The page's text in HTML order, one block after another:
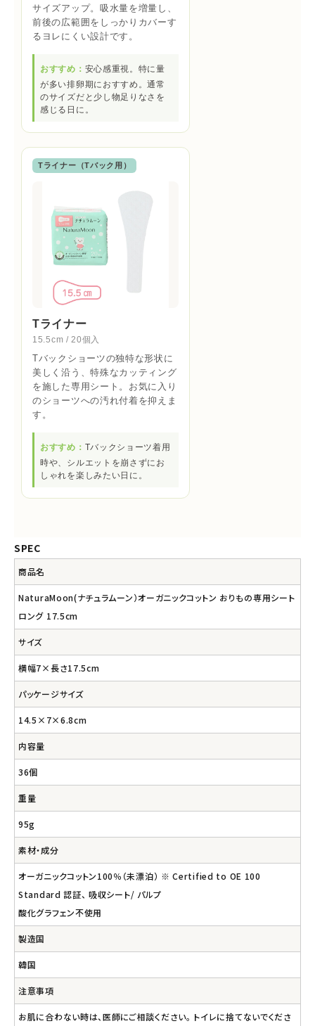
サイズアップ。吸水量を増量し、
前後の広範囲をしっかりカバーす
るヨレにくい設計です。
おすすめ： 安心感重視。特に量
が多い排卵期におすすめ。通常
のサイズだと少し物足りなさを
感じる日に。
Tライナー（Tバック用）
Tライナー
15.5cm / 20個入
Tバックショーツの独特な形状に
美しく沿う、特殊なカッティング
を施した専用シート。お気に入り
のショーツへの汚れ付着を抑えま
す。
おすすめ： Tバックショーツ着用
時や、シルエットを崩さずにお
しゃれを楽しみたい日に。
SPEC
商品名
NaturaMoon(ナチュラムーン）オーガニックコットン おりもの専用シート
ロング 17.5cm
サイズ
横幅7×長さ17.5cm
パッケージサイズ
14.5×7×6.8cm
内容量
36個
重量
95g
素材・成分
オーガニックコットン100％（未漂泊） ※ Certified to OE 100
Standard 認証、 吸収シート/ パルプ
酸化グラフェン不使用
製造国
韓国
注意事項
お肌に合わない時は、医師にご相談ください。 トイレに捨てないでくださ